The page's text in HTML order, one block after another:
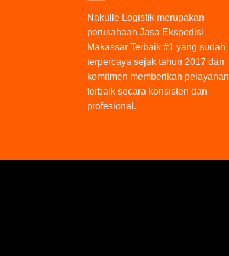
Nakulle Logistik merupakan
perusahaan Jasa Ekspedisi
Makassar Terbaik #1 yang sudah
terpercaya sejak tahun 2017 dan
komitmen memberikan pelayanan
terbaik secara konsisten dan
profesional.